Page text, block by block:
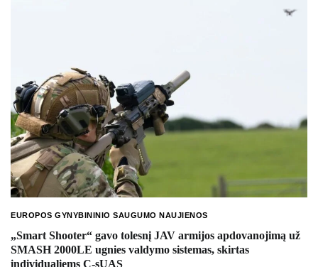
EUROPOS GYNYBININIO SAUGUMO NAUJIENOS
„Smart Shooter“ gavo tolesnį JAV armijos apdovanojimą už
SMASH 2000LE ugnies valdymo sistemas, skirtas
individualiems C-sUAS